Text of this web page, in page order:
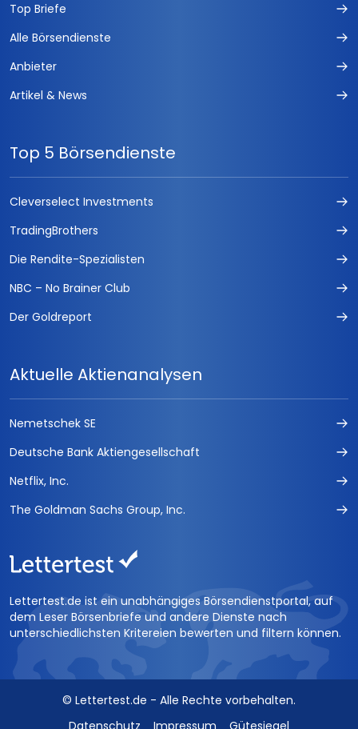
Top Briefe
Alle Börsendienste
Anbieter
Artikel & News
Top 5 Börsendienste
Cleverselect Investments
TradingBrothers
Die Rendite-Spezialisten
NBC – No Brainer Club
Der Goldreport
Aktuelle Aktienanalysen
Nemetschek SE
Deutsche Bank Aktiengesellschaft
Netflix, Inc.
The Goldman Sachs Group, Inc.
Lettertest.de ist ein unabhängiges Börsendienstportal, auf
dem Leser Börsenbriefe und andere Dienste nach
unterschiedlichsten Kritereien bewerten und filtern können.
© Lettertest.de - Alle Rechte vorbehalten.